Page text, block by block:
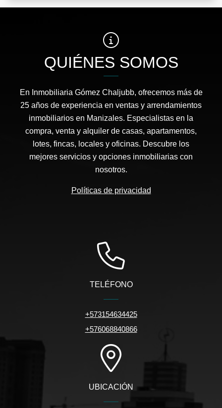
QUIÉNES SOMOS
En Inmobiliaria Gómez Chaljubb, ofrecemos más de
25 años de experiencia en ventas y arrendamientos
inmobiliarios en Manizales. Especialistas en la
compra, venta y alquiler de casas, apartamentos,
lotes, fincas, locales y oficinas. Descubre los
mejores servicios y opciones inmobiliarias con
nosotros.
Políticas de privacidad
TELÉFONO
+573154634425
+576068840866
UBICACIÓN